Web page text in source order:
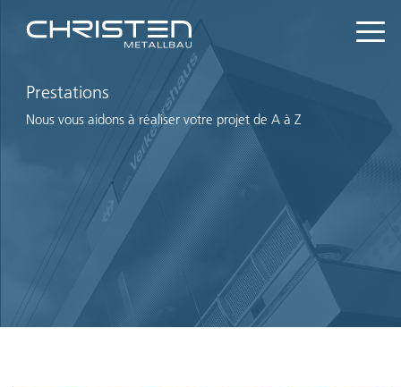
Prestations
Nous vous aidons à réaliser votre projet de A à Z